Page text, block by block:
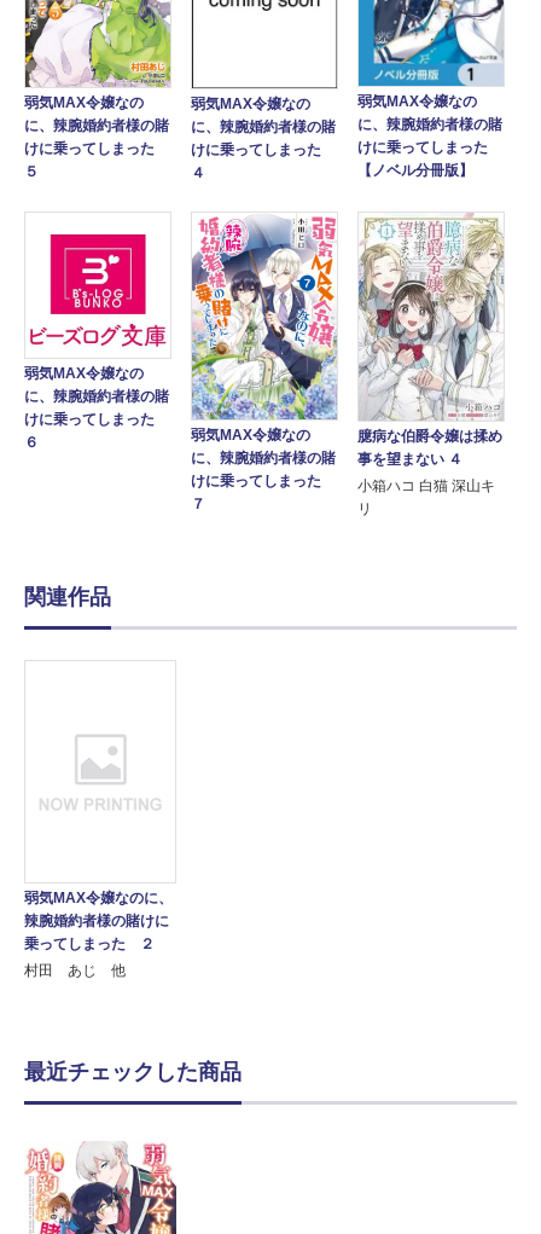
弱気MAX令嬢なの
に、辣腕婚約者様の賭
けに乗ってしまった
５
弱気MAX令嬢なの
に、辣腕婚約者様の賭
けに乗ってしまった
４
弱気MAX令嬢なの
に、辣腕婚約者様の賭
けに乗ってしまった
【ノベル分冊版】
弱気MAX令嬢なの
に、辣腕婚約者様の賭
けに乗ってしまった
６
弱気MAX令嬢なの
に、辣腕婚約者様の賭
けに乗ってしまった
７
臆病な伯爵令嬢は揉め
事を望まない ４
小箱ハコ 白猫 深山キ
リ
関連作品
弱気MAX令嬢なのに、
辣腕婚約者様の賭けに
乗ってしまった ２
村田 あじ 他
最近チェックした商品